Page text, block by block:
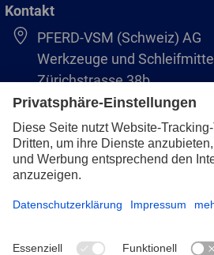
Kontakt
PFERD-VSM (Schweiz) AG
Werkzeuge und Schleifmittel
Zürichstrasse 38b
8306 Brüttisellen
+41 44 805 2828
info@pferd-vsm.ch